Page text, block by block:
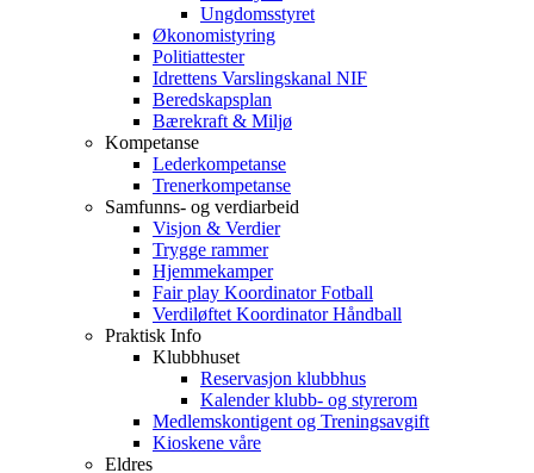
Ungdomsstyret
Økonomistyring
Politiattester
Idrettens Varslingskanal NIF
Beredskapsplan
Bærekraft & Miljø
Kompetanse
Lederkompetanse
Trenerkompetanse
Samfunns- og verdiarbeid
Visjon & Verdier
Trygge rammer
Hjemmekamper
Fair play Koordinator Fotball
Verdiløftet Koordinator Håndball
Praktisk Info
Klubbhuset
Reservasjon klubbhus
Kalender klubb- og styrerom
Medlemskontigent og Treningsavgift
Kioskene våre
Eldres